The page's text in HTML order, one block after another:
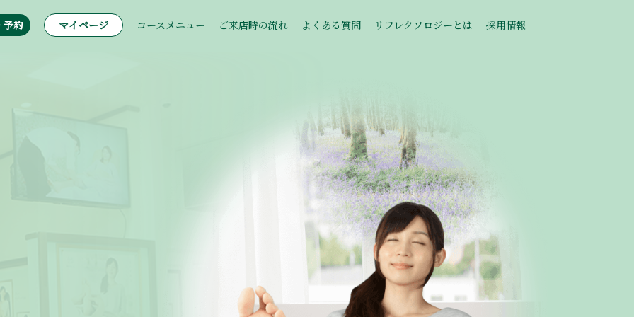
予約 マイページ コースメニュー ご来店時の流れ よくある質問 リフレクソロジーとは 採用情報